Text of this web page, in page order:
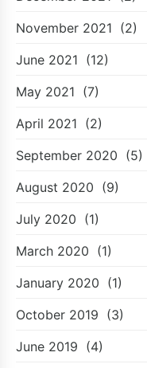
November 2021 (2)
June 2021 (12)
May 2021 (7)
April 2021 (2)
September 2020 (5)
August 2020 (9)
July 2020 (1)
March 2020 (1)
January 2020 (1)
October 2019 (3)
June 2019 (4)